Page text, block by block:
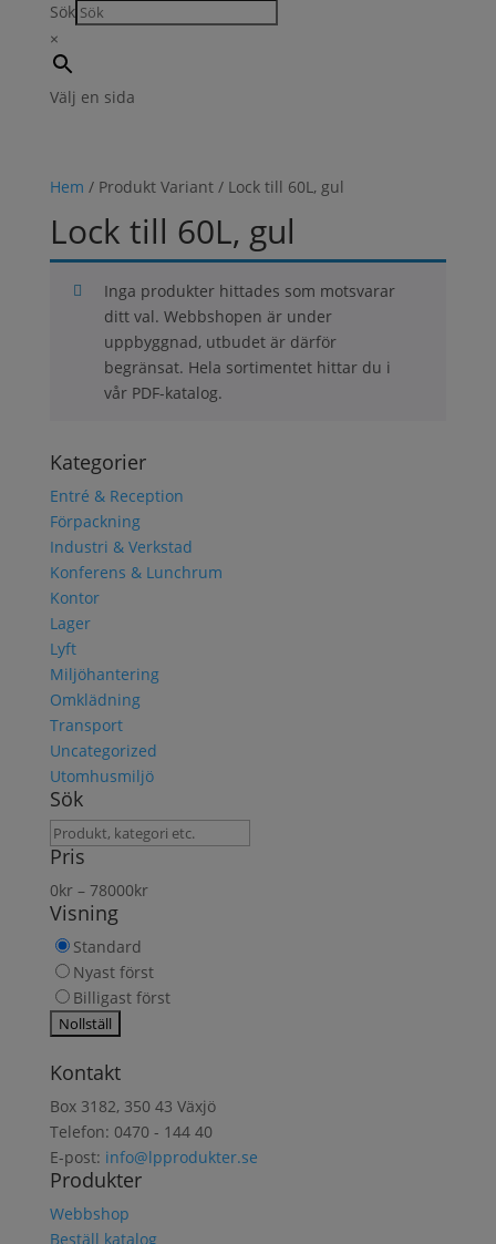
Sök
×
Välj en sida
Hem / Produkt Variant / Lock till 60L, gul
Lock till 60L, gul
Inga produkter hittades som motsvarar
ditt val. Webbshopen är under
uppbyggnad, utbudet är därför
begränsat. Hela sortimentet hittar du i
vår PDF-katalog.
Kategorier
Entré & Reception
Förpackning
Industri & Verkstad
Konferens & Lunchrum
Kontor
Lager
Lyft
Miljöhantering
Omklädning
Transport
Uncategorized
Utomhusmiljö
Sök
Sök
produkt
Pris
0kr– 78000kr
Visning
Standard
Nyast först
Billigast först
Kontakt
Box 3182, 350 43 Växjö
Telefon: 0470 - 144 40
E-post: info@lpprodukter.se
Produkter
Webbshop
Beställ katalog